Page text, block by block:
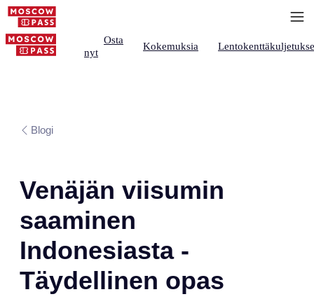
Osta
nyt
Kokemuksia
Blogi
Venäjän viisumin
saaminen
Indonesiasta -
Täydellinen opas